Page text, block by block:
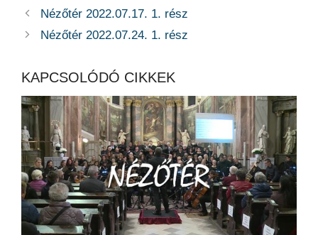
Nézőtér 2022.07.17. 1. rész
Nézőtér 2022.07.24. 1. rész
KAPCSOLÓDÓ CIKKEK